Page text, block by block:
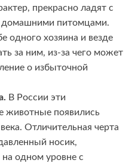
прекрасно ладят с
домашними питомцами.
одного хозяина и везде
за ним, из-за чего может
о избыточной
В России эти
животные появились
Отличительная черта
носик,
одном уровне с